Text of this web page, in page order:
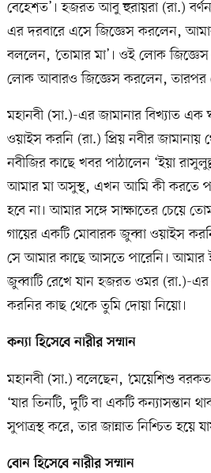
বেহেশত’। হজরত আবু হুরায়রা (রা.)
এর দরবারে এসে জিজ্ঞেস করলেন, আমার
বললেন, ‘তোমার মা’। ওই লোক
লোক আবারও জিজ্ঞেস করলেন, তারপর
মহানবী (সা.)-এর জামানার বিখ্যাত
ওয়াইস করনি (রা.) প্রিয় নবীর
নবীজির কাছে খবর পাঠালেন ‘ইয়া
আমার মা অসুস্থ, এখন আমি কী করতে
হবে না। আমার সঙ্গে সাক্ষাতের চেয়ে
গায়ের একটি মোবারক জুব্বা ওয়াইস
সে আমার কাছে আসতে পারেনি। আমার
জুব্বাটি রেখে যান হজরত ওমর (রা.)-
করনির কাছ থেকে তুমি দোয়া নিয়ো।
কন্যা হিসেবে নারীর সম্মান
মহানবী (সা.) বলেছেন, ‘মেয়েশিশু
‘যার তিনটি, দুটি বা একটি কন্যাসন্তান
সুপাত্রস্থ করে, তার জান্নাত নিশ্চিত হয়ে
বোন হিসেবে নারীর সম্মান